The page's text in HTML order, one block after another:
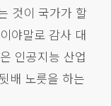
것이 국가가 할
야말로 감사 대
인공지능 산업
배 노릇을 하는